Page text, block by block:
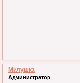
Милушка
Администратор